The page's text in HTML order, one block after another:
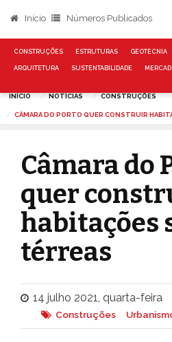
Início Números Publicados
CONSTRUÇÕES ESTRUTURAS GEOTECNIA
ARQUITETURA SUSTENTABILIDADE
INÍCIO NOTÍCIAS CONSTRUÇÕES
CÂMARA DO PORTO QUER CONSTRUIR
Câmara do
quer
habitações
térreas
14 julho 2021, quarta-feira
Construções